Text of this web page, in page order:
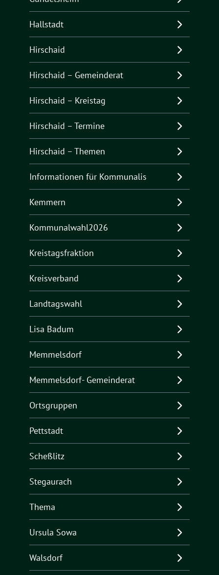
Hallstadt
Hirschaid
Hirschaid – Gemeinderat
Hirschaid – Kreistag
Hirschaid – Termine
Hirschaid – Themen
Informationen für Kommunalis
Kemmern
Kommunalwahl2026
Kreistagsfraktion
Kreisverband
Landtagswahl
Lisa Badum
Memmelsdorf
Memmelsdorf- Gemeinderat
Ortsgruppen
Pettstadt
Scheßlitz
Stegaurach
Thema
Ursula Sowa
Walsdorf